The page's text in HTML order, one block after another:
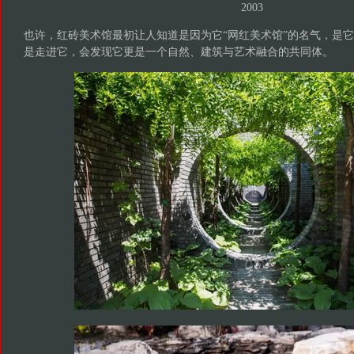
2003
也许，红砖美术馆最初让人知道是因为它“网红美术馆”的名气，是
是走进它，会发现它更是一个自然、建筑与艺术融合的共同体。